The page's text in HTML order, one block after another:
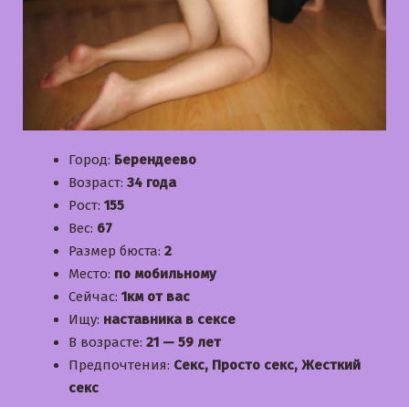
Город: Берендеево
Возраст: 34 года
Рост: 155
Вес: 67
Размер бюста: 2
Место: по мобильному
Сейчас: 1км от вас
Ищу: наставника в сексе
В возрасте: 21 — 59 лет
Предпочтения: Секс, Просто секс, Жесткий
секс